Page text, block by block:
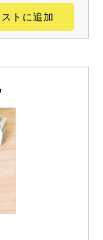
ト に追加